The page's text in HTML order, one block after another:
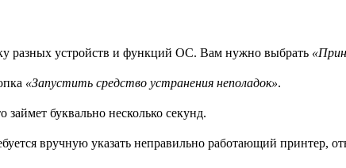
разных устройств и функций ОС. Вам нужно выбрать
«Запустить средство устранения неполадок».
буквально несколько секунд.
вручную указать неправильно работающий принтер,